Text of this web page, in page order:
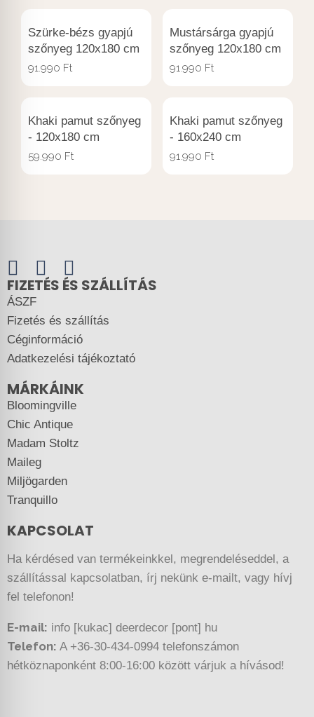
Szürke-bézs gyapjú
szőnyeg 120x180 cm
91.990 Ft
Mustársárga gyapjú
szőnyeg 120x180 cm
91.990 Ft
Khaki pamut szőnyeg
- 120x180 cm
59.990 Ft
Khaki pamut szőnyeg
- 160x240 cm
91.990 Ft
FIZETÉS ÉS SZÁLLÍTÁS
ÁSZF
Fizetés és szállítás
Céginformáció
Adatkezelési tájékoztató
MÁRKÁINK
Bloomingville
Chic Antique
Madam Stoltz
Maileg
Miljögarden
Tranquillo
KAPCSOLAT
Ha kérdésed van termékeinkkel, megrendeléseddel, a
szállítással kapcsolatban, írj nekünk e-mailt, vagy hívj
fel telefonon!
E-mail: info [kukac] deerdecor [pont] hu
Telefon: A +36-30-434-0994 telefonszámon
hétköznaponként 8:00-16:00 között várjuk a hívásod!